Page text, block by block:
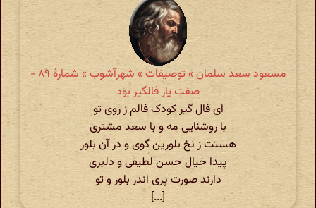
مسعود سعد سلمان » توصیفات » شهرآشوب » شمارهٔ ۸۹ -
صفت یار فالگیر بود
ای فال گیر کودک فالم ز روی تو
با روشنایی مه و با سعد مشتری
هستت ز نخ بلورین گوی و در آن بلور
پیدا خیال حسن لطیفی و دلبری
دارند صورت پری اندر بلور و تو
[...]